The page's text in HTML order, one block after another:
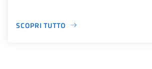
SCOPRI TUTTO